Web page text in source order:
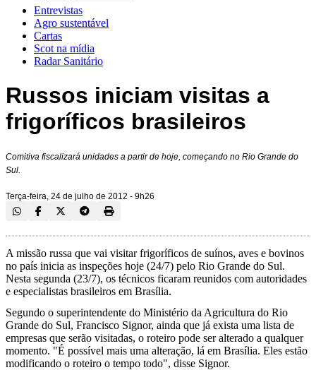
Entrevistas
Agro sustentável
Cartas
Scot na mídia
Radar Sanitário
Russos iniciam visitas a
frigoríficos brasileiros
Comitiva fiscalizará unidades a partir de hoje, começando no Rio Grande do
Sul.
Terça-feira, 24 de julho de 2012 - 9h26
A missão russa que vai visitar frigoríficos de suínos, aves e bovinos
no país inicia as inspeções hoje (24/7) pelo Rio Grande do Sul.
Nesta segunda (23/7), os técnicos ficaram reunidos com autoridades
e especialistas brasileiros em Brasília.
Segundo o superintendente do Ministério da Agricultura do Rio
Grande do Sul, Francisco Signor, ainda que já exista uma lista de
empresas que serão visitadas, o roteiro pode ser alterado a qualquer
momento. "É possível mais uma alteração, lá em Brasília. Eles estão
modificando o roteiro o tempo todo", disse Signor.